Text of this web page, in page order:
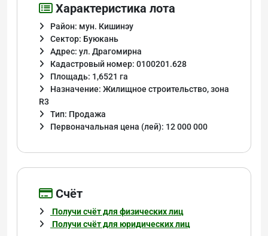
Характеристика лота
Район: мун. Кишинэу
Сектор: Буюкань
Адрес: ул. Драгомирна
Кадастровый номер: 0100201.628
Площадь: 1,6521 га
Назначение: Жилищное строительство, зона
R3
Тип: Продажа
Первоначальная цена (лей): 12 000 000
Cчёт
Получи счёт для физических лиц
Получи счёт для юридических лиц